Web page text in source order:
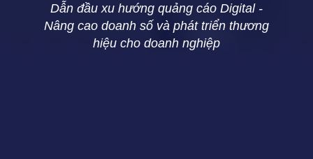
Dẫn đầu xu hướng quảng cáo Digital -
Nâng cao doanh số và phát triển thương
hiệu cho doanh nghiệp